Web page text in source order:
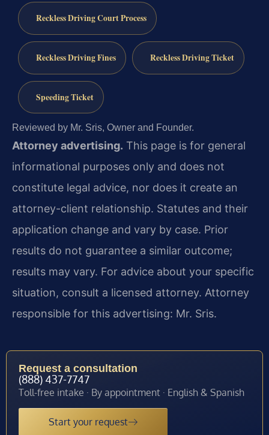
Reckless Driving Court Process
Reckless Driving Fines Reckless Driving Ticket
Speeding Ticket
Reviewed by Mr. Sris, Owner and Founder.
Attorney advertising. This page is for general
informational purposes only and does not
constitute legal advice, nor does it create an
attorney-client relationship. Statutes and their
application change and vary by case. Prior
results do not guarantee a similar outcome;
results may vary. For advice about your specific
situation, consult a licensed attorney. Attorney
responsible for this advertising: Mr. Sris.
Request a consultation
(888) 437-7747
Toll-free intake · By appointment · English & Spanish
Start your request